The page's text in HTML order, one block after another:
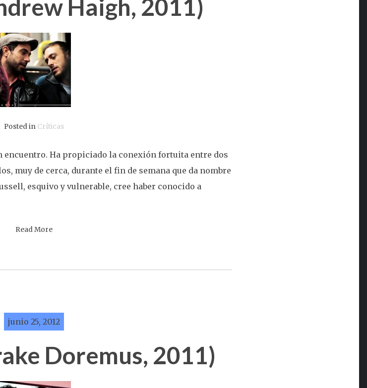
Haigh, 2011)
Posted in Críticas
Ha propiciado la conexión fortuita entre dos
muy de cerca, durante el fin de semana que da nombre
esquivo y vulnerable, cree haber conocido a
Read More
junio 25, 2012
Doremus, 2011)